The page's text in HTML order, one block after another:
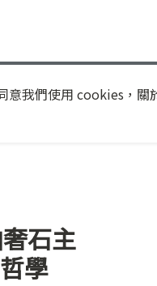
意我們使用 cookies，關
石主
學